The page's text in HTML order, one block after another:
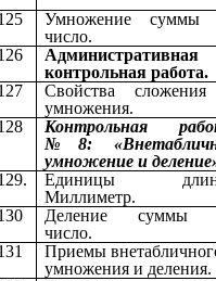
Умножение суммы
число.
Административная
контрольная работа.
Свойства
умножения.
Контрольная
№8:
умножение и
Единицы
Миллиметр.
Деление суммы
число.
Приемы
умножения и деления.